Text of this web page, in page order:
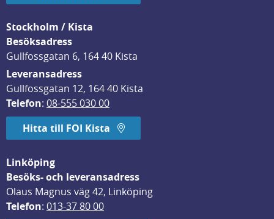
Stockholm / Kista
Besöksadress
Gullfossgatan 6, 164 40 Kista
Leveransadress
Gullfossgatan 12, 164 40 Kista
Telefon: 08-555 030 00
Hitta till FOI Kista
Linköping
Besöks- och leveransadress
Olaus Magnus väg 42, Linköping
Telefon: 013-37 80 00